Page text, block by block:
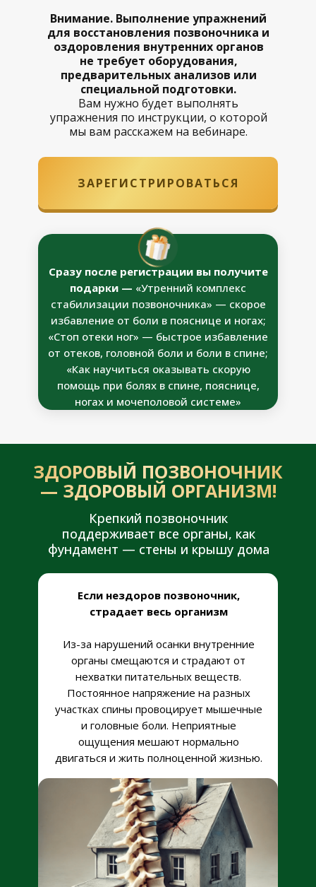
Внимание. Выполнение упражнений
для восстановления позвоночника и
оздоровления внутренних органов
не требует оборудования,
предварительных анализов или
специальной подготовки.
Вам нужно будет выполнять
упражнения по инструкции, о которой
мы вам расскажем на вебинаре.
Сразу после регистрации вы получите
подарки — «Утренний комплекс
стабилизации позвоночника» — скорое
избавление от боли в пояснице и ногах;
«Стоп отеки ног» — быстрое избавление
от отеков, головной боли и боли в спине;
«Как научиться оказывать скорую
помощь при болях в спине, пояснице,
ногах и мочеполовой системе»
ЗАРЕГИСТРИРОВАТЬСЯ
ЗДОРОВЫЙ ПОЗВОНОЧНИК
— ЗДОРОВЫЙ ОРГАНИЗМ!
Крепкий позвоночник
поддерживает все органы, как
фундамент — стены и крышу дома
Если нездоров позвоночник,
страдает весь организм
Из-за нарушений осанки внутренние
органы смещаются и страдают от
нехватки питательных веществ.
Постоянное напряжение на разных
участках спины провоцирует мышечные
и головные боли. Неприятные
ощущения мешают нормально
двигаться и жить полноценной жизнью.